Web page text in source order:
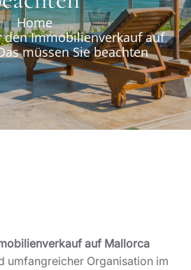
Home
den Immobilienverkauf auf
müssen Sie beachten
auf Mallorca
umfangreicher Organisation im